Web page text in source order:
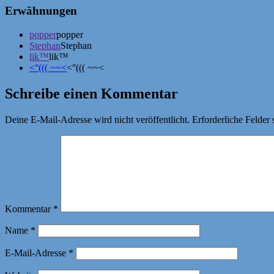
Erwähnungen
popperpopper
StephanStephan
lik™lik™
<°((( ~~<<°((( ~~<
Schreibe einen Kommentar
Deine E-Mail-Adresse wird nicht veröffentlicht. Erforderliche Felder
Kommentar *
Name *
E-Mail-Adresse *